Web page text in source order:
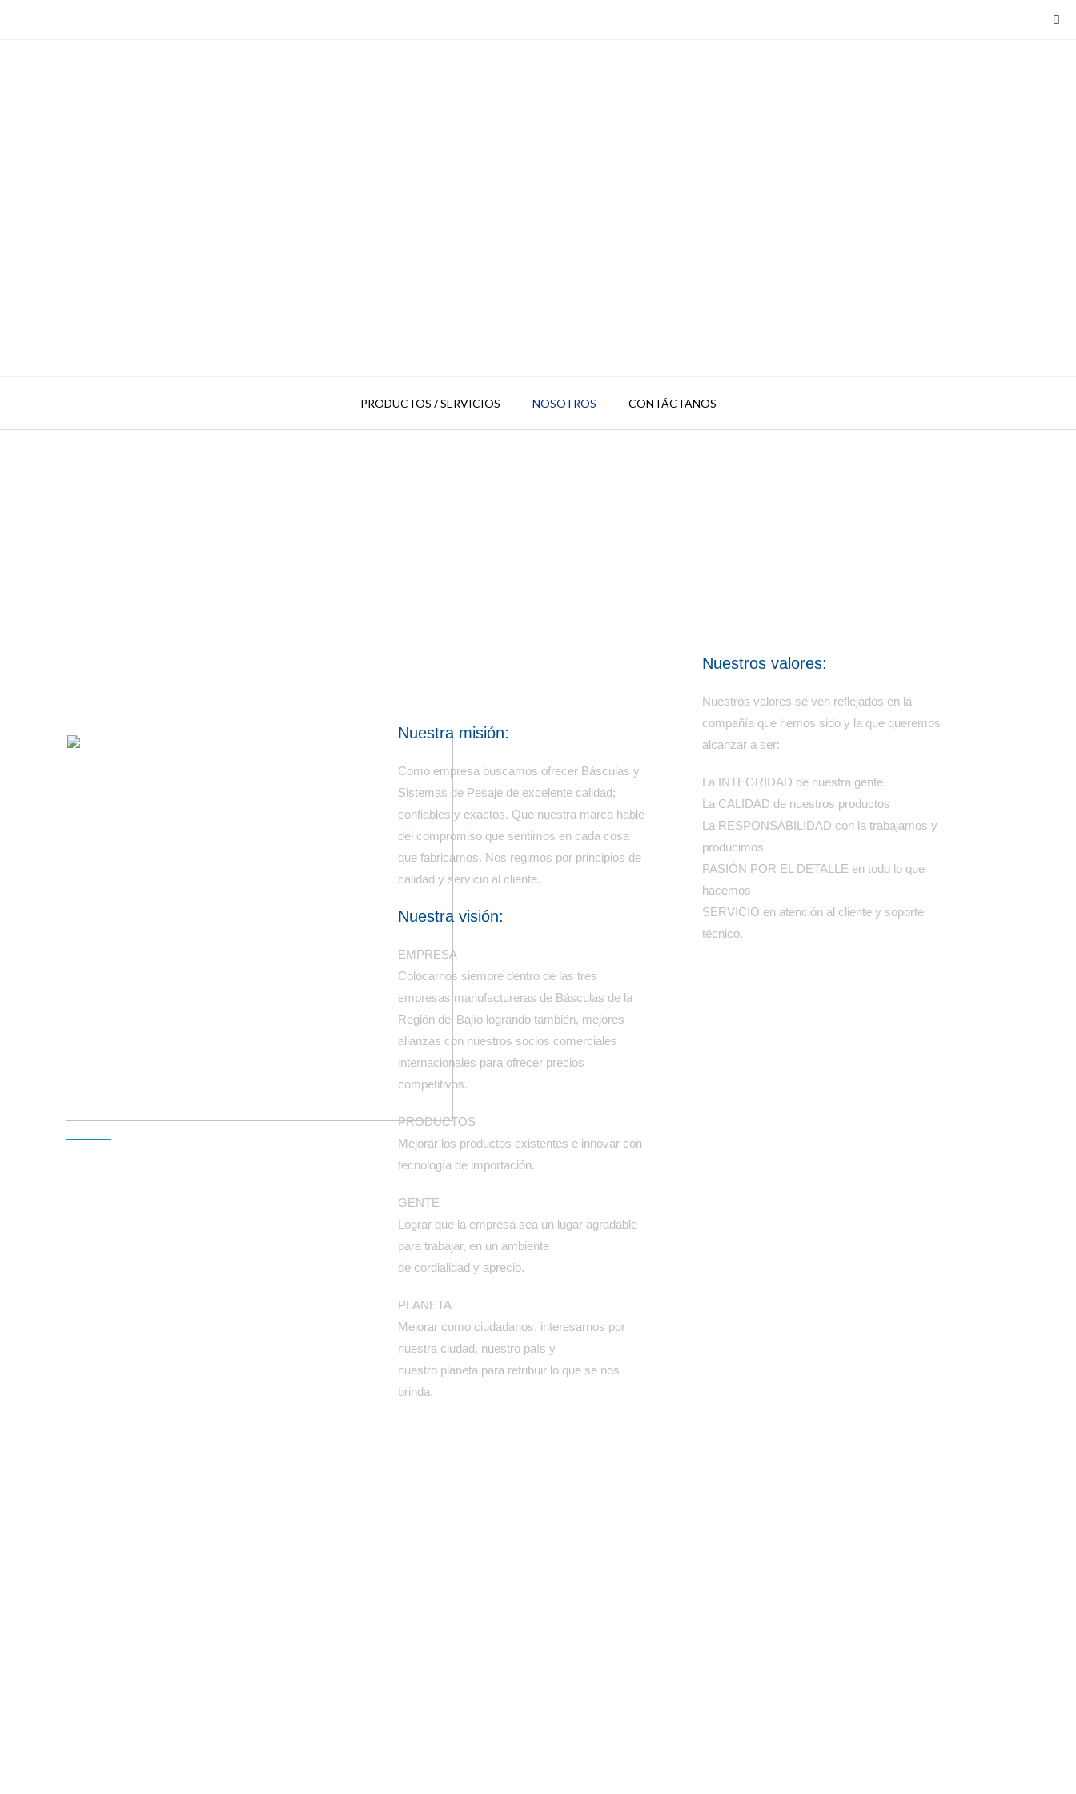
PRODUCTOS / SERVICIOS NOSOTROS CONTÁCTANOS
Nuestra misión:
Como empresa buscamos ofrecer Básculas y
Sistemas de Pesaje de excelente calidad;
confiables y exactos. Que nuestra marca hable
del compromiso que sentimos en cada cosa
que fabricamos. Nos regimos por principios de
calidad y servicio al cliente.
Nuestra visión:
EMPRESA
Colocarnos siempre dentro de las tres
empresas manufactureras de Básculas de la
Región del Bajío logrando también, mejores
alianzas con nuestros socios comerciales
internacionales para ofrecer precios
competitivos.
PRODUCTOS
Mejorar los productos existentes e innovar con
tecnología de importación.
GENTE
Lograr que la empresa sea un lugar agradable
para trabajar, en un ambiente
de cordialidad y aprecio.
PLANETA
Mejorar como ciudadanos, interesarnos por
nuestra ciudad, nuestro país y
nuestro planeta para retribuir lo que se nos
brinda.
Nuestros valores:
Nuestros valores se ven reflejados en la
compañía que hemos sido y la que queremos
alcanzar a ser:
La INTEGRIDAD de nuestra gente.
La CALIDAD de nuestros productos
La RESPONSABILIDAD con la trabajamos y
producimos
PASIÓN POR EL DETALLE en todo lo que
hacemos
SERVICIO en atención al cliente y soporte
técnico.